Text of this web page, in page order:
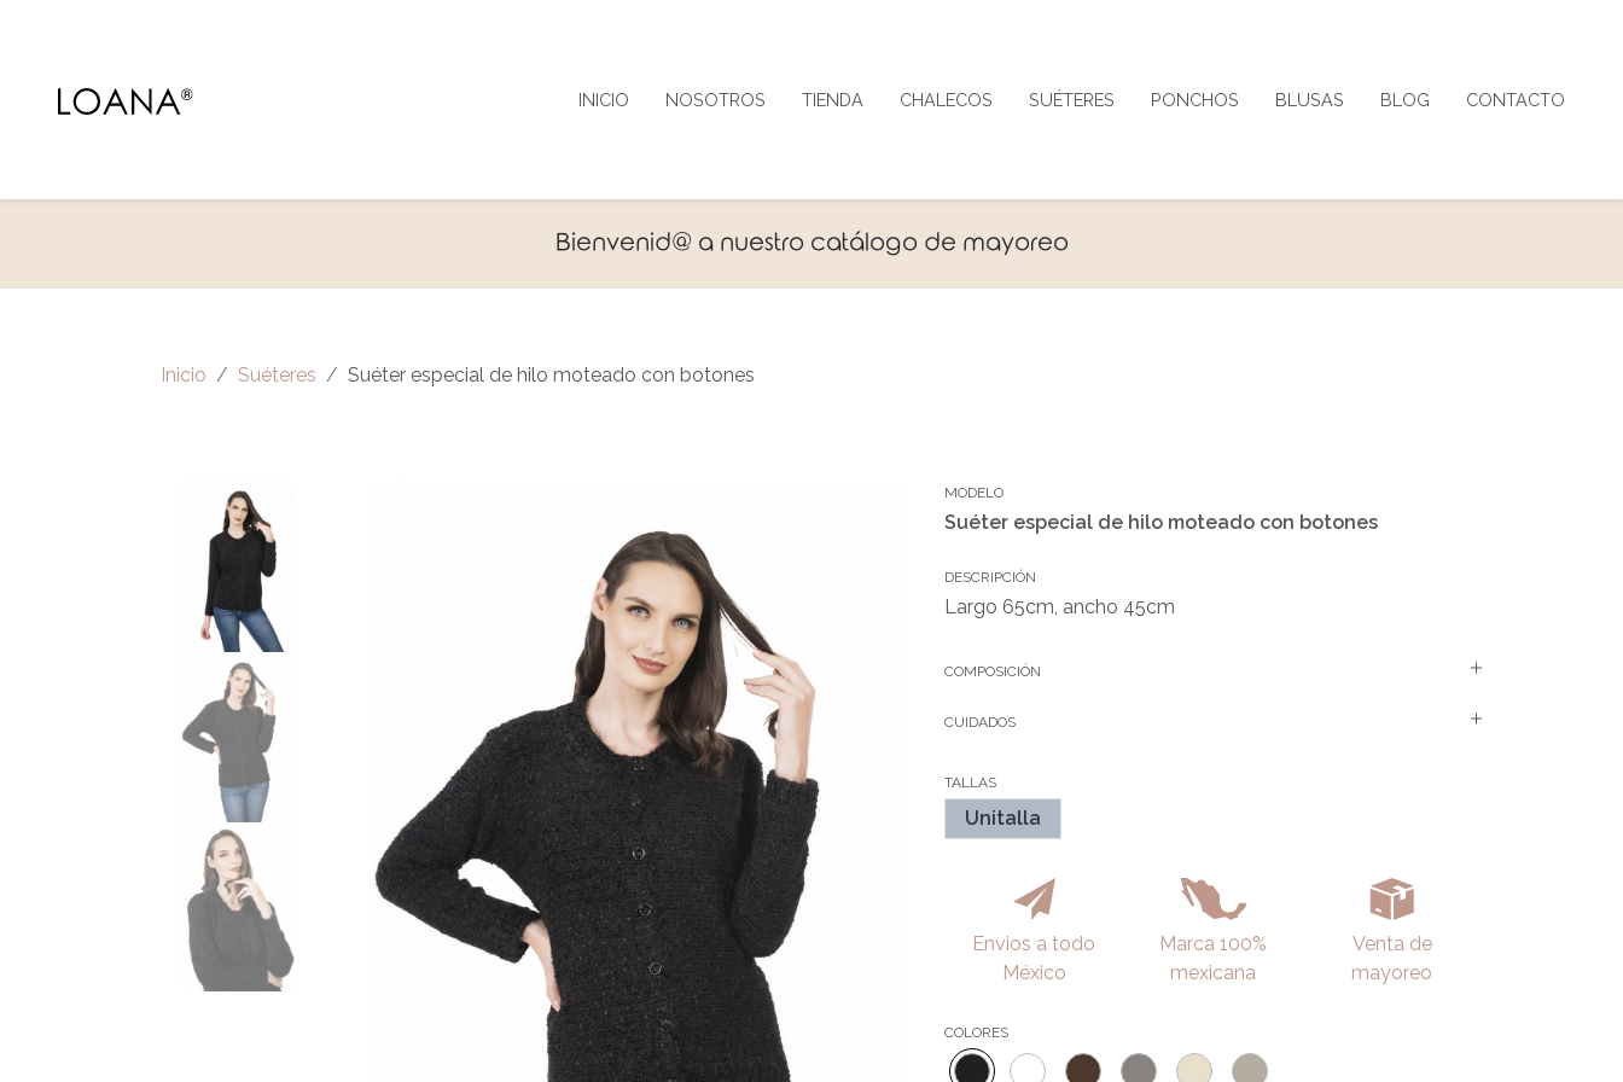
Bienvenid@ a nuestro catálogo de mayoreo
INICIO NOSOTROS TIENDA CHALECOS SUÉTERES PONCHOS BLUSAS BLOG CONTACTO
Inicio Suéteres Suéter especial de hilo moteado con botones
MODELO
Suéter especial de hilo moteado con botones
DESCRIPCIÓN
Largo 65cm, ancho 45cm
COMPOSICIÓN
CUIDADOS
TALLAS
Unitalla
Envios a todo
México
Marca 100%
mexicana
Venta de
mayoreo
COLORES